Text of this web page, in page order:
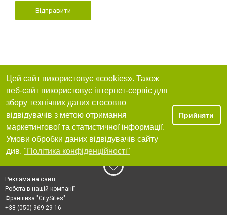
Відправити
Цей сайт використовує «cookies». Також
веб-сайт використовує інтернет-сервіс для
збору технічних даних стосовно
відвідувачів з метою отримання
маркетингової та статистичної інформації.
Умови обробки даних відвідувачів сайту
див. "Політика конфіденційності"
Прийняти
Реклама на сайті
Робота в нашій компанії
Франшиза "CitySites"
+38 (050) 969-29-16